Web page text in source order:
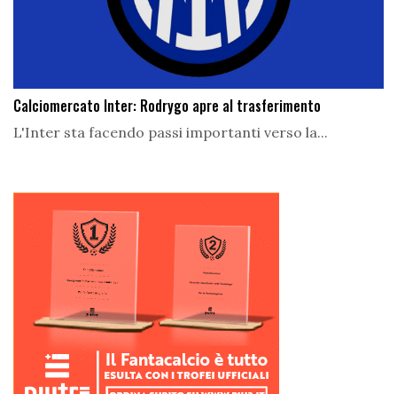
Calciomercato Inter: Rodrygo apre al trasferimento
L'Inter sta facendo passi importanti verso la...